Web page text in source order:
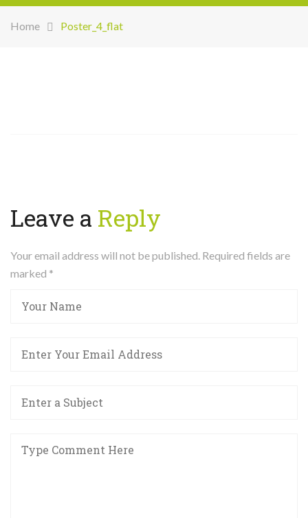
Home Poster_4_flat
Leave a Reply
Your email address will not be published. Required fields are
marked *